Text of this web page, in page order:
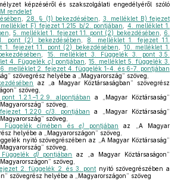
képzéséről és szakszolgálati engedélyéről szóló
rendelet
28. § (1) bekezdésében
3. melléklet B) fejezet
F) fejezet 1.215 b/2. pontjában
4. melléklet 1.
5. melléklet 1. fejezet 1.1. pont (2) bekezdésében
6.
pont (2) bekezdésében
8. melléklet 1. fejezet 1.1.
1. fejezet 1.1. pont (2) bekezdésében
10. melléklet 1.
15. melléklet 3. Függelék 3. pont 3.5.
4. Függelék c) pontjában ,15. melléklet 5. függelék 3.
melléklet 2. fejezet 4. függelék 1-4. és 6-7. pontjában
szövegrész helyébe a „Magyarország” szöveg,
az „a Magyar Köztársaságban” szövegrész
szöveg,
1.2.1.–1.2.9. alpontjában a „Magyar Köztársaság”
szöveg,
1.220 c/3. pontjában a „Magyar Köztársaság”
szöveg,
Függelék címében és e) pontjában
az „A Magyar
helyébe a „Magyarországon” szöveg,
nyitó szövegrészében az „A Magyar Köztársaság”
szöveg,
d) pontjában
az „a Magyar Köztársaságon”
szöveg,
2. függelék 2. és 3. pont nyitó szövegrészében a
szövegrész helyébe a „Magyarországon” szöveg